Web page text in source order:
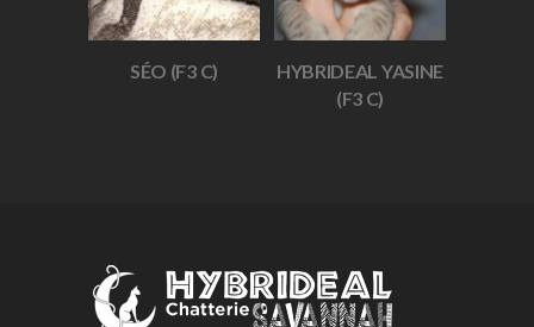
SÉO (F3 C)
HYBRIDEAL YASINE
(F3 C)